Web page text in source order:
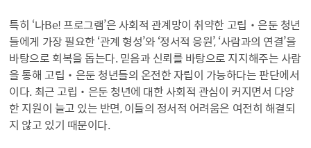
특히 ‘나­Be! 프로그램’은 사회적 관계망이 취약한 고립‧은둔 청년
들에게 가장 필요한 ‘관계 형성’와 ‘정서적 응원’, ‘사람과의 연결’을
바탕으로 회복을 돕는다. 믿음과 신뢰를 바탕으로 지지해주는 사람
을 통해 고립‧은둔 청년들의 온전한 자립이 가능하다는 판단에서
이다. 최근 고립‧은둔 청년에 대한 사회적 관심이 커지면서 다양
한 지원이 늘고 있는 반면, 이들의 정서적 어려움은 여전히 해결되
지 않고 있기 때문이다.